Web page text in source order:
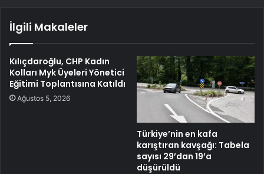
İlgili Makaleler
Kılıçdaroğlu, CHP Kadın
Kolları Myk Üyeleri Yönetici
Eğitimi Toplantısına Katıldı
Ağustos 5, 2026
Türkiye’nin en kafa
karıştıran kavşağı: Tabela
sayısı 29’dan 19’a
düşürüldü